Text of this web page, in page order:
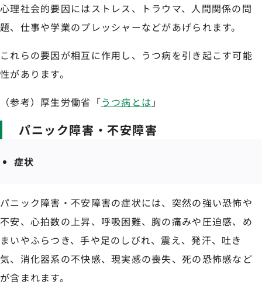
心理社会的要因にはストレス、トラウマ、人間関係の問
題、仕事や学業のプレッシャーなどがあげられます。
これらの要因が相互に作用し、うつ病を引き起こす可能
性があります。
（参考）厚生労働省「うつ病とは 」
パニック障害・不安障害
症状
パニック障害・不安障害の症状には、突然の強い恐怖や
不安、心拍数の上昇、呼吸困難、胸の痛みや圧迫感、め
まいやふらつき、手や足のしびれ、震え、発汗、吐き
気、消化器系の不快感、現実感の喪失、死の恐怖感など
が含まれます。